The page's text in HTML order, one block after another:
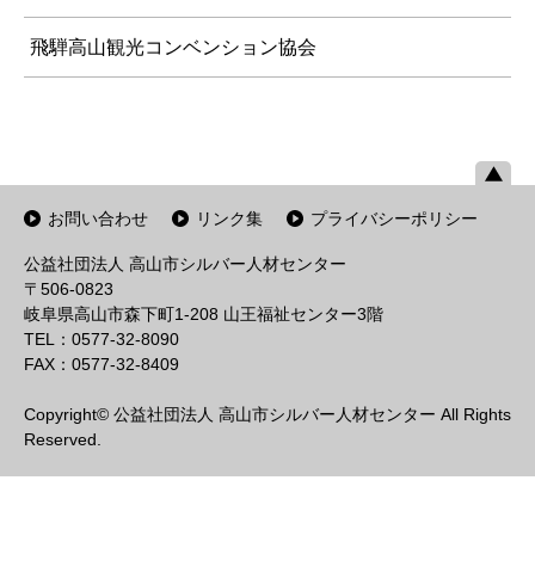
飛騨高山観光コンベンション協会
お問い合わせ リンク集 プライバシーポリシー
公益社団法人 高山市シルバー人材センター
〒506-0823
岐阜県高山市森下町1-208 山王福祉センター3階
TEL：0577-32-8090
FAX：0577-32-8409
Copyright© 公益社団法人 高山市シルバー人材センター All Rights
Reserved.